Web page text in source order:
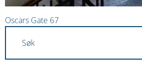
Innleggsnavigasjon
Oscars Gate 67